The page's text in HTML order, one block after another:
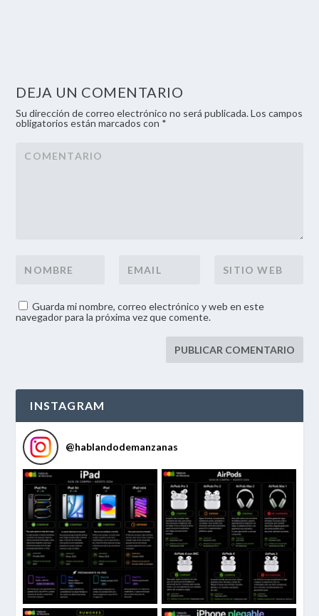
DEJA UN COMENTARIO
Su dirección de correo electrónico no será publicada. Los campos
obligatorios están marcados con *
Guarda mi nombre, correo electrónico y web en este
navegador para la próxima vez que comente.
INSTAGRAM
@hablandodemanzanas